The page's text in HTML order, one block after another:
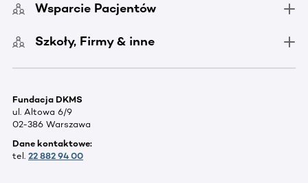
Wsparcie Pacjentów
Szkoły, Firmy & inne
Fundacja DKMS
ul. Altowa 6/9
02-386 Warszawa
Dane kontaktowe:
tel. 22 882 94 00